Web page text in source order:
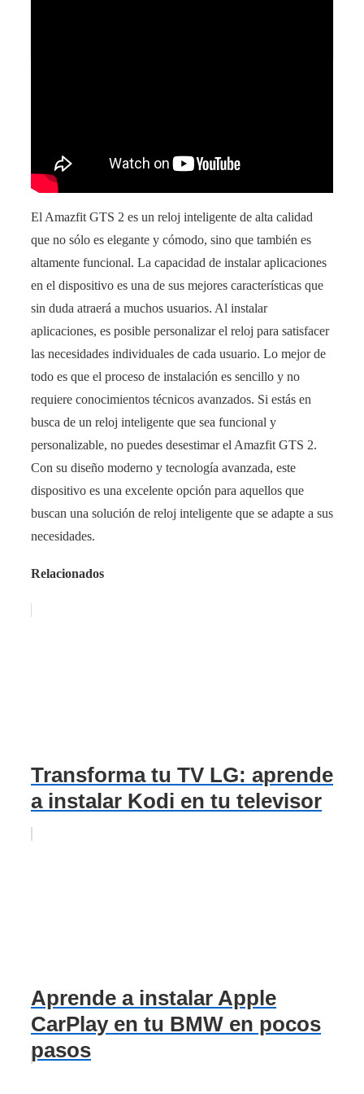
El Amazfit GTS 2 es un reloj inteligente de alta calidad
que no sólo es elegante y cómodo, sino que también es
altamente funcional. La capacidad de instalar aplicaciones
en el dispositivo es una de sus mejores características que
sin duda atraerá a muchos usuarios. Al instalar
aplicaciones, es posible personalizar el reloj para satisfacer
las necesidades individuales de cada usuario. Lo mejor de
todo es que el proceso de instalación es sencillo y no
requiere conocimientos técnicos avanzados. Si estás en
busca de un reloj inteligente que sea funcional y
personalizable, no puedes desestimar el Amazfit GTS 2.
Con su diseño moderno y tecnología avanzada, este
dispositivo es una excelente opción para aquellos que
buscan una solución de reloj inteligente que se adapte a sus
necesidades.
Relacionados
Transforma tu TV LG: aprende
a instalar Kodi en tu televisor
Aprende a instalar Apple
CarPlay en tu BMW en pocos
pasos